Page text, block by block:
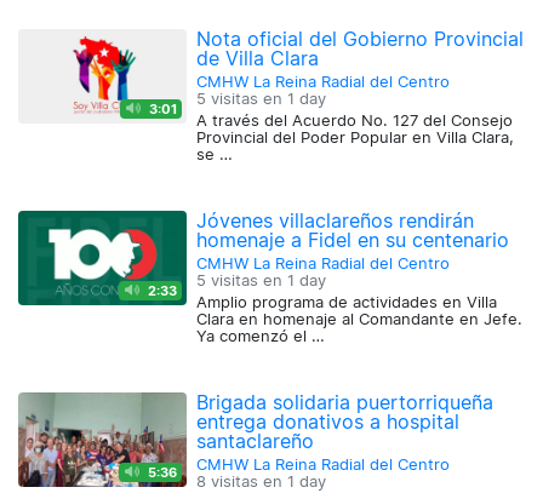
3:01
Nota oficial del Gobierno Provincial
de Villa Clara
CMHW La Reina Radial del Centro
5 visitas en 1 day
A través del Acuerdo No. 127 del Consejo
Provincial del Poder Popular en Villa Clara,
se …
2:33
Jóvenes villaclareños rendirán
homenaje a Fidel en su centenario
CMHW La Reina Radial del Centro
5 visitas en 1 day
Amplio programa de actividades en Villa
Clara en homenaje al Comandante en Jefe.
Ya comenzó el …
5:36
Brigada solidaria puertorriqueña
entrega donativos a hospital
santaclareño
CMHW La Reina Radial del Centro
8 visitas en 1 day